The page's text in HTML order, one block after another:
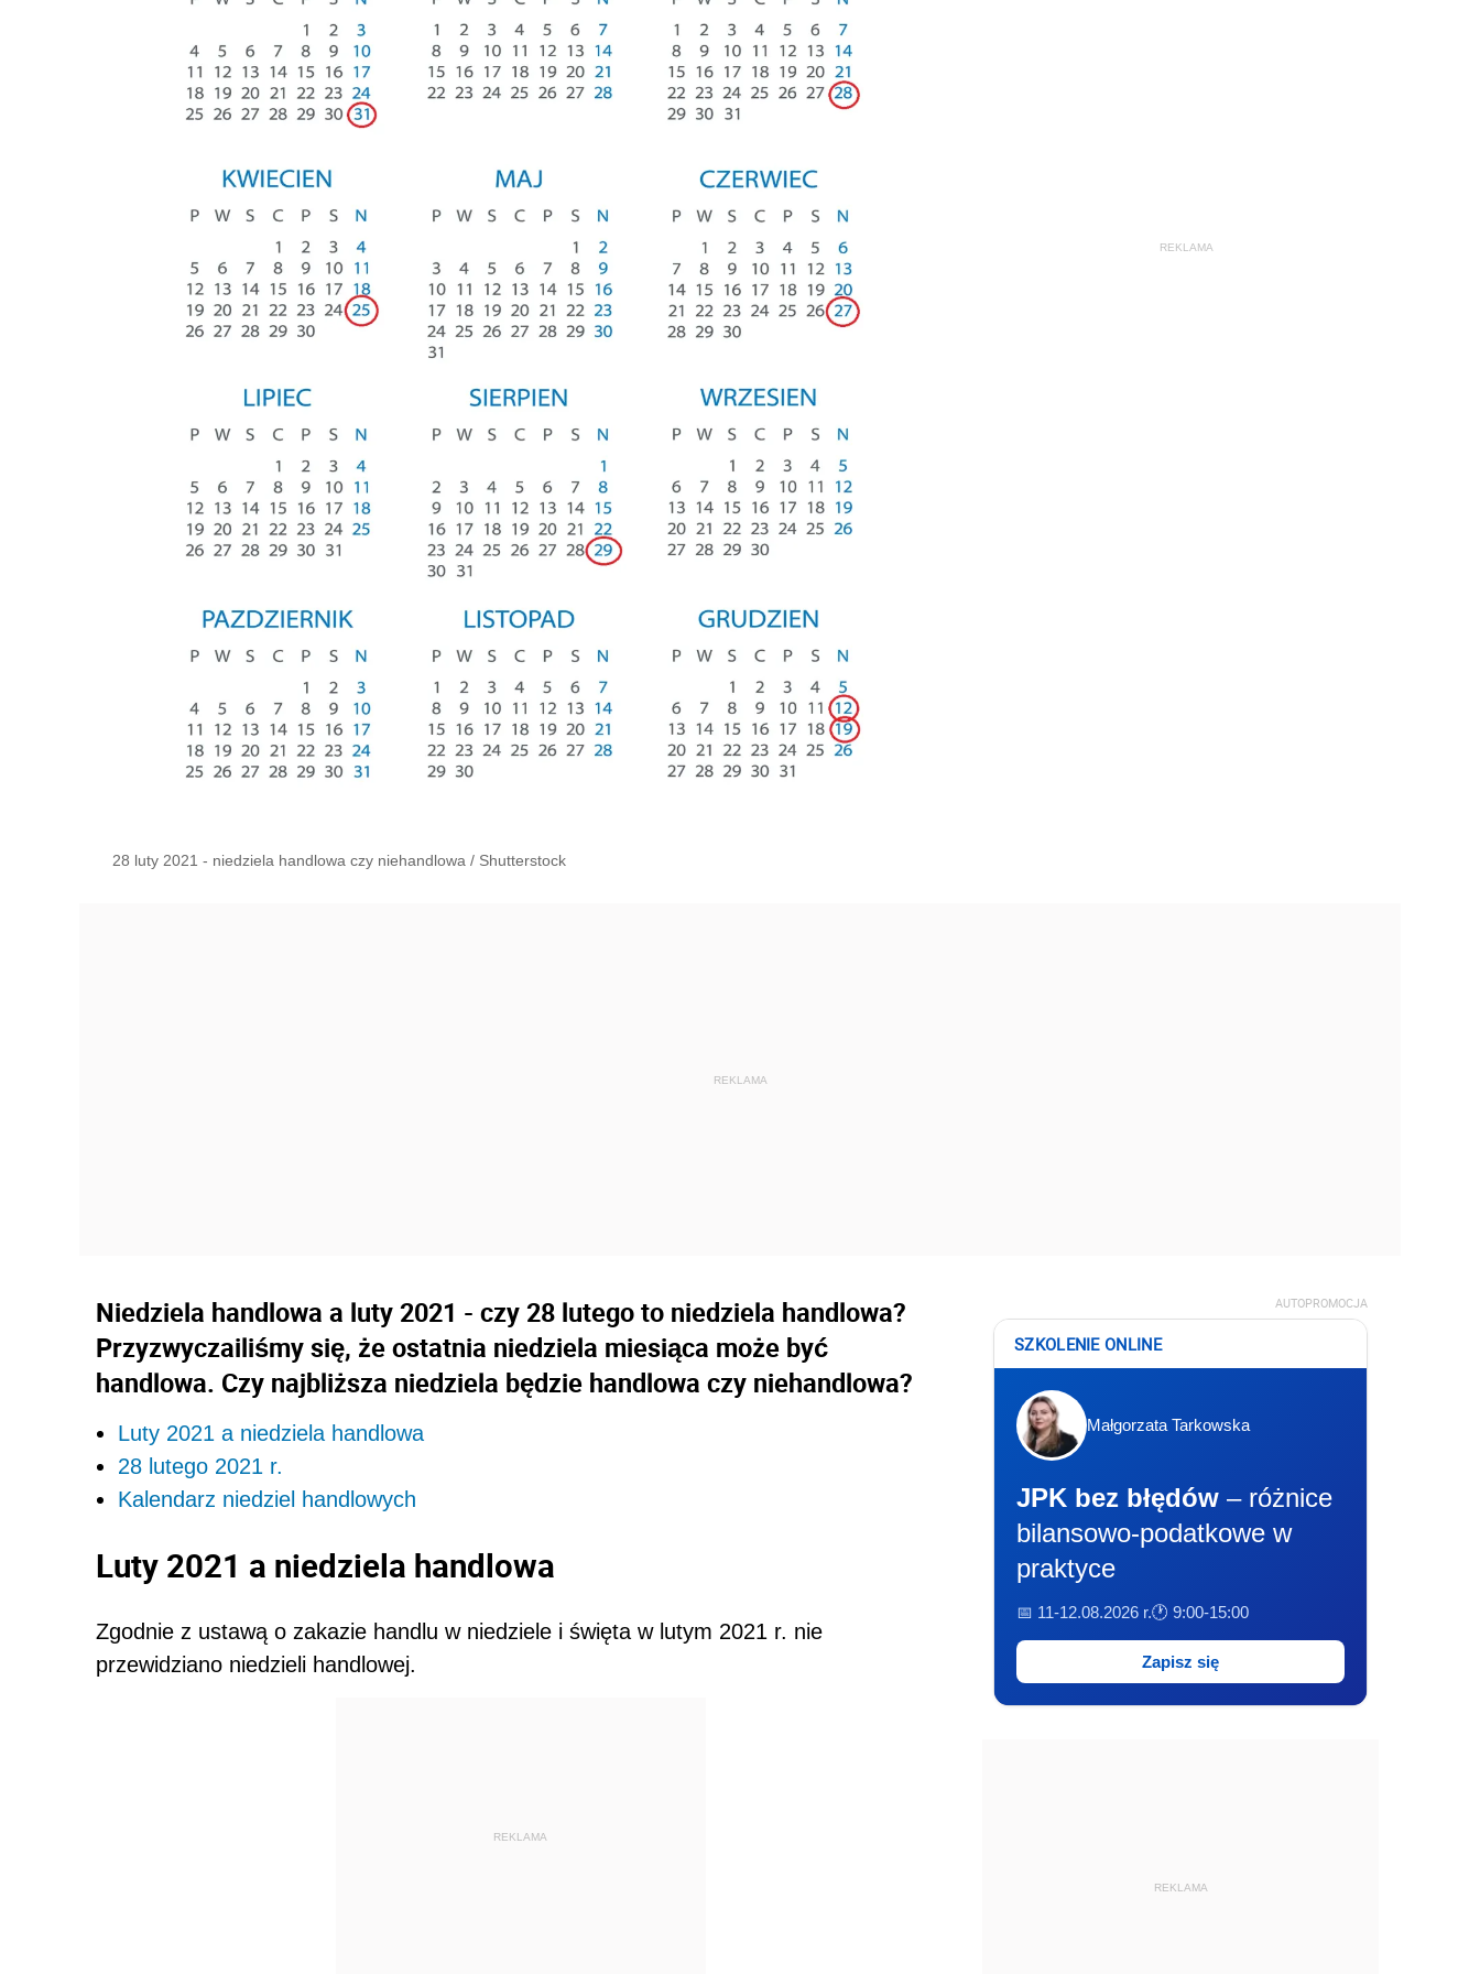
28 luty 2021 - niedziela handlowa czy niehandlowa / Shutterstock
Niedziela handlowa a luty 2021 - czy 28 lutego to niedziela handlowa?
Przyzwyczailiśmy się, że ostatnia niedziela miesiąca może być
handlowa. Czy najbliższa niedziela będzie handlowa czy niehandlowa?
Luty 2021 a niedziela handlowa
28 lutego 2021 r.
Kalendarz niedziel handlowych
Luty 2021 a niedziela handlowa
Zgodnie z ustawą o zakazie handlu w niedziele i święta w lutym 2021 r. nie
przewidziano niedzieli handlowej.
REKLAMA
AUTOPROMOCJA
SZKOLENIE ONLINE
Małgorzata Tarkowska
JPK bez błędów – różnice
bilansowo-podatkowe w
praktyce
📅 11-12.08.2026 r.🕐 9:00-15:00
Zapisz się
REKLAMA